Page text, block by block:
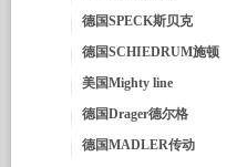
德国SPECK斯贝克
德国SCHIEDRUM施顿
美国Mighty line
德国Drager德尔格
德国MADLER传动